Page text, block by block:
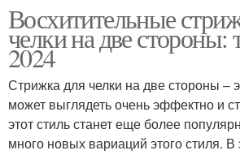
Восхитительные
челки на две стороны:
2024
Стрижка для челки на две стороны –
может выглядеть очень эффектно и
этот стиль станет еще более
много новых вариаций этого стиля. В